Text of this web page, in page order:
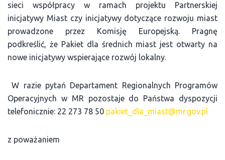
sieci współpracy w ramach projektu Partnerskiej
inicjatywy Miast czy inicjatywy dotyczące rozwoju miast
prowadzone przez Komisję Europejską. Pragnę
podkreślić, że Pakiet dla średnich miast jest otwarty na
nowe inicjatywy wspierające rozwój lokalny.
W razie pytań Departament Regionalnych Programów
Operacyjnych w MR pozostaje do Państwa dyspozycji
telefonicznie: 22 273 78 50 pakiet_dla_miast@mr.gov.pl
z poważaniem